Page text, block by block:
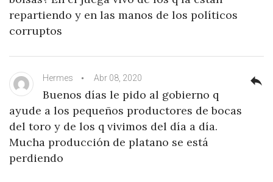
repartiendo y en las manos de los políticos
corruptos
Hermes Abr 08, 2020
Buenos días le pido al gobierno q
ayude a los pequeños productores de bocas
del toro y de los q vivimos del día a día.
Mucha producción de platano se está
perdiendo
reply